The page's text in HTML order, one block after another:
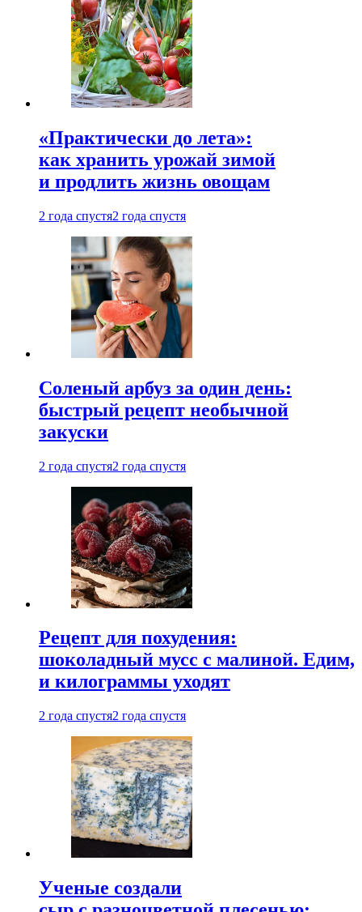
«Практически до лета»:
как хранить урожай зимой
и продлить жизнь овощам
2 года спустя2 года спустя
Соленый арбуз за один день:
быстрый рецепт необычной
закуски
2 года спустя2 года спустя
Рецепт для похудения:
шоколадный мусс с малиной. Едим,
и килограммы уходят
2 года спустя2 года спустя
Ученые создали